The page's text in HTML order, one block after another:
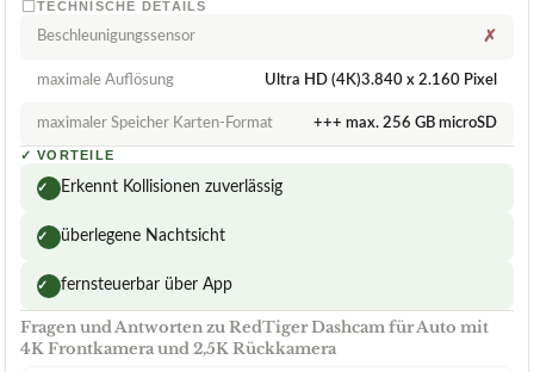
TECHNISCHE DETAILS
Beschleunigungssensor ✗
maximale Auflösung Ultra HD (4K)3.840 x 2.160 Pixel
maximaler Speicher Karten-Format +++ max. 256 GB microSD
✓ VORTEILE
✓ Erkennt Kollisionen zuverlässig
✓ überlegene Nachtsicht
✓ fernsteuerbar über App
Fragen und Antworten zu RedTiger Dashcam für Auto mit
4K Frontkamera und 2,5K Rückkamera